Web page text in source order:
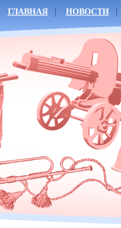
ГЛАВНАЯ НОВОСТИ